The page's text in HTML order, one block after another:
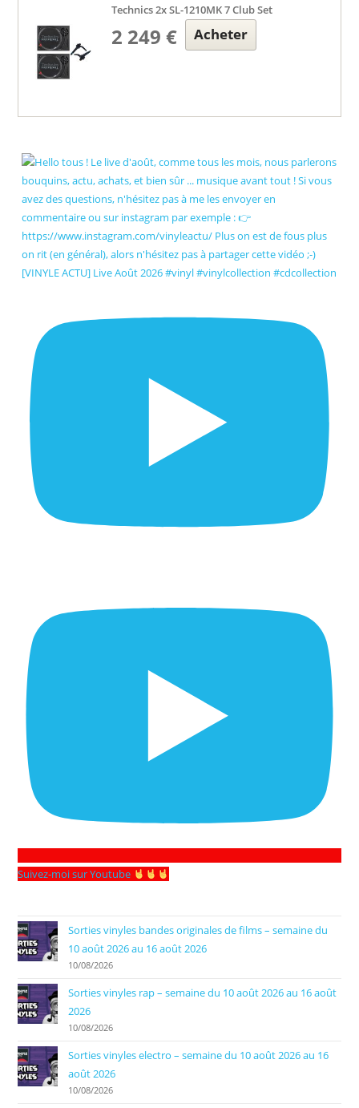
Technics 2x SL-1210MK 7 Club Set
2 249 € Acheter
[VINYLE ACTU] Live Août 2026 #vinyl #vinylcollection #cdcollection
Suivez-moi sur Youtube
Sorties vinyles bandes originales de films – semaine du
10 août 2026 au 16 août 2026
10/08/2026
Sorties vinyles rap – semaine du 10 août 2026 au 16 août
2026
10/08/2026
Sorties vinyles electro – semaine du 10 août 2026 au 16
août 2026
10/08/2026